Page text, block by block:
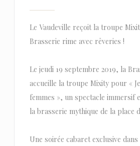
Le Vaudeville reçoit la troupe
Brasserie rime avec rêveries !
Le jeudi 19 septembre 2019, la
accueille la troupe Mixity pour «
femmes », un spectacle immersif
la brasserie mythique de la place
Une soirée cabaret exclusive dans